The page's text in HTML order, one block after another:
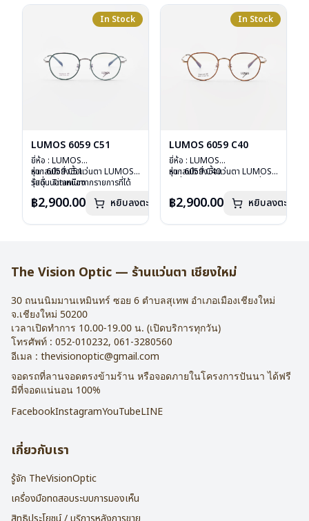
อุปกรณ์ : กล่องแว่น , ผ้าเช็ดแว่น
อุปกรณ์ : กล่องแว่น , ผ้าเช็ดแว่น
In Stock
LUMOS 6059 C51
ยี่ห้อ : LUMOS
รุ่น : 6059 C51
วัสดุ : Titanium
บานพับ : ไม่มีสปริง
อุปกรณ์ : กล่องแว่น , ผ้าเช็ดแว่น
หากสนใจสั่งชื้อแว่นตา LUMOS
รุ่นอื่นนอกเหนือจากรายการที่ได้
฿2,900.00 หยิบลงตะกร้า
In Stock
LUMOS 6059 C40
ยี่ห้อ : LUMOS
รุ่น : 6059 C40
บานพับ : ไม่มีสปริง
อุปกรณ์ : กล่องแว่น , ผ้าเช็ดแว่น
หากสนใจสั่งชื้อแว่นตา LUMOS
฿2,900.00 หยิบลงตะกร้า
The Vision Optic — ร้านแว่นตา เชียงใหม่
30 ถนนนิมมานเหมินทร์ ซอย 6 ตำบลสุเทพ อำเภอเมืองเชียงใหม่
จ.เชียงใหม่ 50200
เวลาเปิดทำการ 10.00-19.00 น. (เปิดบริการทุกวัน)
โทรศัพท์ : 052-010232, 061-3280560
อีเมล : thevisionoptic@gmail.com
จอดรถที่ลานจอดตรงข้ามร้าน หรือจอดภายในโครงการปันนา ได้ฟรี
มีที่จอดแน่นอน 100%
FacebookInstagramYouTubeLINE
เกี่ยวกับเรา
รู้จัก TheVisionOptic
เครื่องมือทดสอบระบบการมองเห็น